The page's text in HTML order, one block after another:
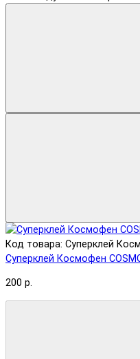
Код товара: Суперклей
Суперклей Космофен
200 р.